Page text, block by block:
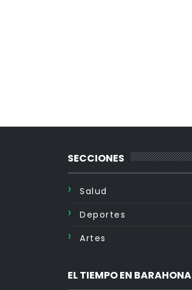
SECCIONES
Salud
Deportes
Artes
EL TIEMPO EN BARAHONA